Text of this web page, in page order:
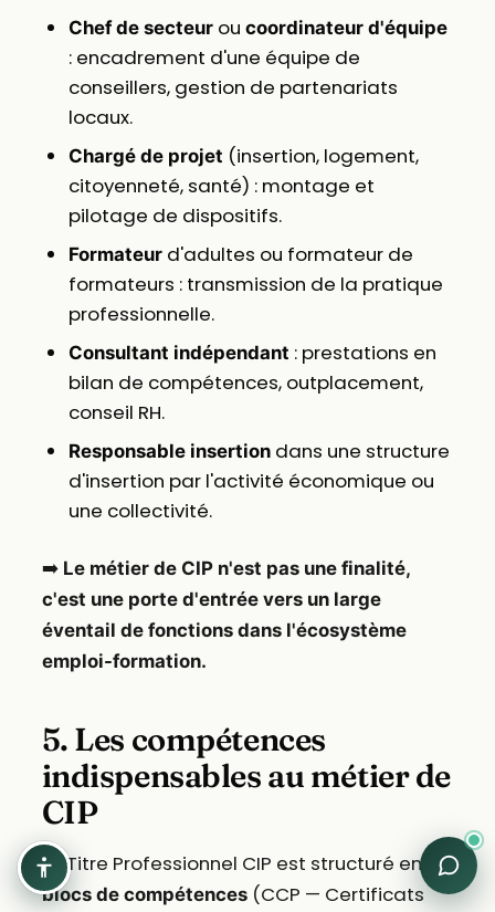
Chef de secteurou coordinateur d'équipe
: encadrement d'une équipe de
conseillers, gestion de partenariats
locaux.
Chargé de projet (insertion, logement,
citoyenneté, santé) : montage et
pilotage de dispositifs.
Formateurd'adultes ou formateur de
formateurs : transmission de la pratique
professionnelle.
Consultant indépendant : prestations en
bilan de compétences, outplacement,
conseil RH.
Responsable insertiondans une structure
d'insertion par l'activité économique ou
une collectivité.
➡️ Le métier de CIP n'est pas une finalité,
c'est une porte d'entrée vers un large
éventail de fonctions dans l'écosystème
emploi-formation.
5. Les compétences
indispensables au métier de
CIP
Le Titre Professionnel CIP est structuré en
blocs de compétences(CCP — Certificats